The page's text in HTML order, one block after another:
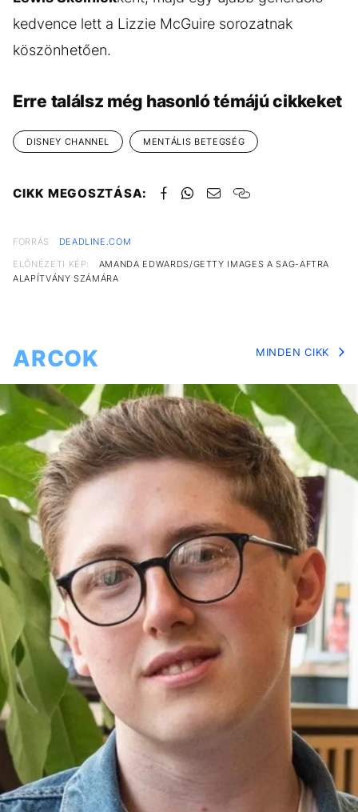
kedvence lett a Lizzie McGuire sorozatnak
köszönhetően.
Erre találsz még hasonló témájú cikkeket
DISNEY CHANNEL MENTÁLIS BETEGSÉG
CIKK MEGOSZTÁSA:
FORRÁS
DEADLINE.COM
ELŐNÉZETI KÉP:
AMANDA EDWARDS/GETTY IMAGES A SAG-AFTRA
ALAPÍTVÁNY SZÁMÁRA
ARCOK MINDEN CIKK